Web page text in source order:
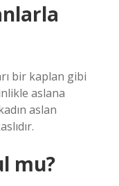
bir kaplan gibi
aslana
aslan
mu?